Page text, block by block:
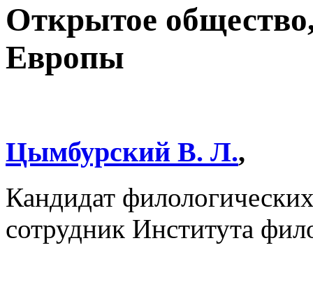
Открытое
Европы
Цымбурский В. Л.,
Кандидат
сотрудник Института